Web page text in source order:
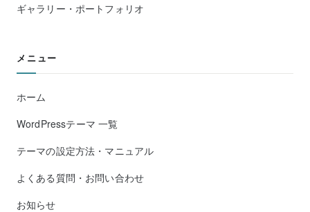
ギャラリー・ポートフォリオ
メニュー
ホーム
WordPressテーマ 一覧
テーマの設定方法・マニュアル
よくある質問・お問い合わせ
お知らせ